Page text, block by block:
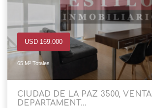
USD 169.000
65 M² Totales
CIUDAD DE LA PAZ 3500, VENTA
DEPARTAMENT...